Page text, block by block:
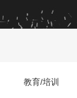
教育/培训